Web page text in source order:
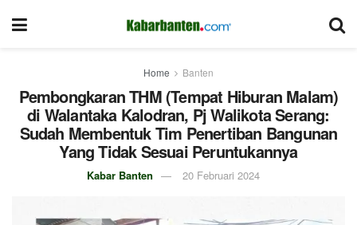
Home Banten
Pembongkaran THM (Tempat Hiburan Malam)
di Walantaka Kalodran, Pj Walikota Serang:
Sudah Membentuk Tim Penertiban Bangunan
Yang Tidak Sesuai Peruntukannya
Kabar Banten 20 Februari 2024